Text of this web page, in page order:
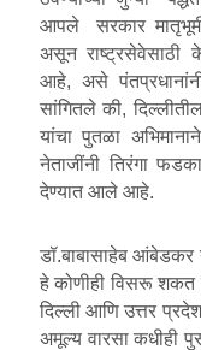
आपले सरकार
असून राष्ट्रसेवेसाठी
आहे, असे
सांगितले की,
यांचा पुतळा
नेताजींनी तिरंगा
देण्यात आले आहे.
डॉ.बाबासाहेब आंबेडकर
हे कोणीही विसरू शकत
दिल्ली आणि उत्तर
अमूल्य वारसा कधीही